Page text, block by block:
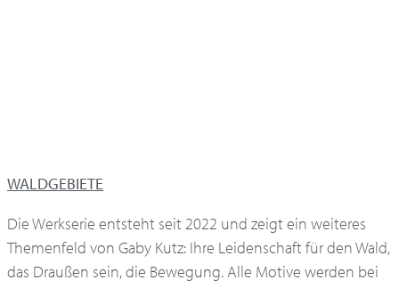
WALDGEBIETE
Die Werkserie entsteht seit 2022 und zeigt ein weiteres
Themenfeld von Gaby Kutz: Ihre Leidenschaft für den Wald,
das Draußen sein, die Bewegung. Alle Motive werden bei